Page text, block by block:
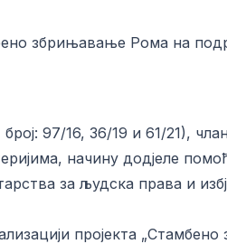
збрињавање Рома на
97/16, 36/19 и 61/21),
начину додјеле
за људска права и
пројекта